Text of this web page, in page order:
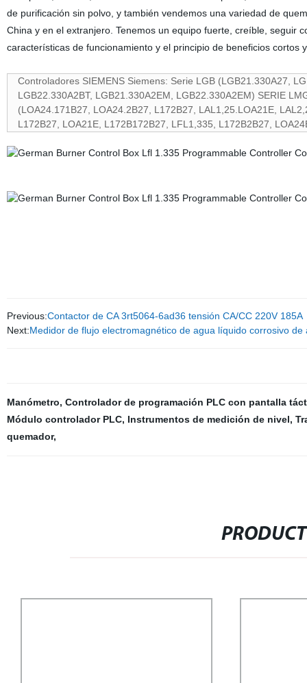
de purificación sin polvo, y también vendemos una variedad de
China y en el extranjero. Tenemos un equipo fuerte, creíble, seguir
características de funcionamiento y el principio de beneficios
Controladores SIEMENS Siemens: Serie LGB (LGB21.330A27,
LGB22.330A2BT, LGB21.330A2EM, LGB22.330A2EM) SERIE
(LOA24.171B27, LOA24.2B27, L172B27, LAL1,25.LOA21E,
L172B27, LOA21E, L172B172B27, LFL1,335, L172B2B27,
Previous:Contactor de CA 3rt5064-6ad36 tensión CA/CC 220V 185A
Next:Medidor de flujo electromagnético de agua líquido corrosivo
Manómetro, Controlador de programación PLC con pantalla
Módulo controlador PLC, Instrumentos de medición de nivel,
quemador,